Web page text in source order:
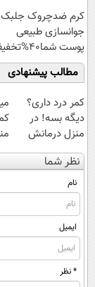
کرم ضدچروک
جوانسازی طبیعی
پوست شما40%تخفیف
مطالب پیشنهادی
کمر درد داری؟
دیگه بسه! در
منزل درمانش
کن
(◀پرسش‌نامه)
نظر شما
نام
ایمیل
* نظر